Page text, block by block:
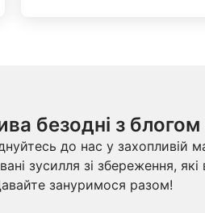
безодні з блогом
до нас у захопливій
зусилля зі збереження,
зануримося разом!